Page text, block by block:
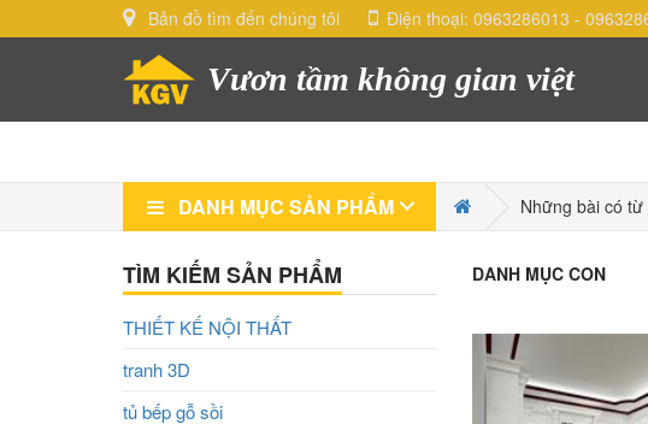
Bản đồ tìm đến chúng tôi Điện thoại: 0963286013 -
Vươn tầm không gian việt
DANH MỤC SẢN PHẨM Những bài có
DANH MỤC CON
TÌM KIẾM SẢN PHẨM
THIẾT KẾ NỘI THẤT
tranh 3D
tủ bếp gỗ sồi